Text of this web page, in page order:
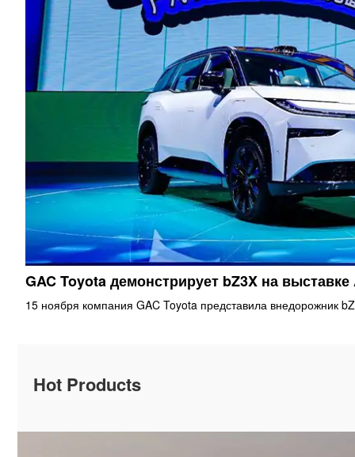
GAC Toyota демонстрирует bZ3X на
15 ноября компания GAC Toyota представила внедорожник
Hot Products